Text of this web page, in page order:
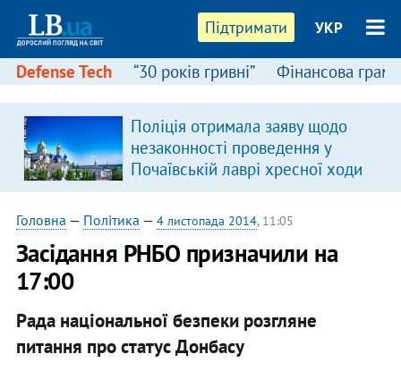
Підтримати УКР
Defense Tech “30 років гривні” Фінансова
Поліція отримала заяву щодо
незаконності проведення у
Почаївській лаврі хресної ходи
Головна — Політика — 4 листопада 2014, 11:05
Засідання РНБО призначили на
17:00
Рада національної безпеки розгляне
питання про статус Донбасу